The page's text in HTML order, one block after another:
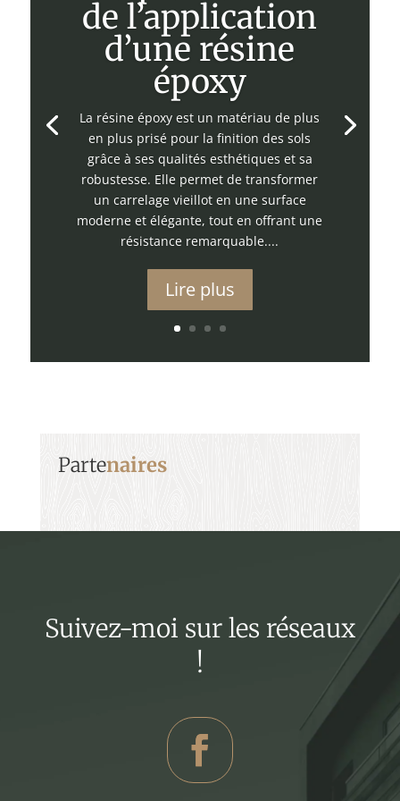
de l’application
d’une résine
époxy
La résine époxy est un matériau de plus
en plus prisé pour la finition des sols
grâce à ses qualités esthétiques et sa
robustesse. Elle permet de transformer
un carrelage vieillot en une surface
moderne et élégante, tout en offrant une
résistance remarquable....
Lire plus
Partenaires
Suivez-moi sur les réseaux
!